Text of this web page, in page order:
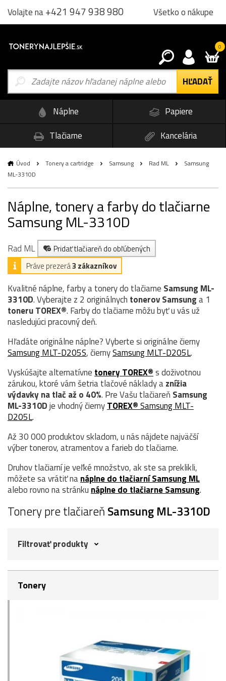
Volajte na+421 947 938 980 Všetko o nákupe
0
Náplne
Papiere
Tlačiarne
Kancelária
Úvod Tonery a cartridge Samsung Rad ML
Samsung
ML-3310D
Náplne, tonery a farby do tlačiarne
Samsung ML-3310D
Rad ML
Pridať tlačiareň do obľúbených
Práve prezerá3 zákazníkov
Kvalitné náplne, farby a tonery do tlačiarne Samsung ML-
3310D. Vyberajte z 2 originálnych tonerovSamsunga 1
toneru TOREX®. Farby do tlačiarne môžu byť u vás už
nasledujúci pracovný deň.
Hľadáte originálne náplne? Vyberte si originálne čierny
Samsung MLT-D205S, čiernySamsung MLT-D205L.
Vyskúšajte alternatívne tonery TOREX®s doživotnou
zárukou, ktoré vám šetria tlačové náklady aznížia
výdavky na tlač až o 40%. Pre Vašu tlačiareň Samsung
ML-3310Dje vhodný čiernyTOREX®Samsung MLT-
D205L.
Až 30 000 produktov skladom, u nás nájdete najväčší
výber tonerov, atramentov a farieb do tlačiarne.
Druhov tlačiarní je veľké množstvo, ak ste sa preklikli,
môžete sa vrátiť nanáplne do tlačiarní Samsung ML
alebo rovno na stránku náplne do tlačiarne Samsung.
Tonery pre tlačiareň Samsung ML-3310D
Filtrovať produkty
Tonery